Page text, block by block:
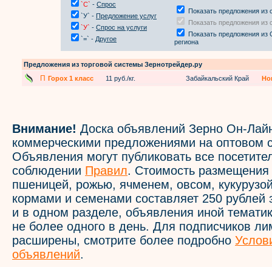
`С` - Спрос
`У` - Предложение услуг
`У` - Спрос на услуги
`=` - Другое
Показать предложения из
Показать предложения из
Показать предложения
региона
Предложения из торговой системы Зернотрейдер.ру
П Горох 1 класс 11 руб./кг. Забайкальский Край
Внимание! Доска объявлений Зерно Он-
коммерческими предложениями на оптовом
Объявления могут публиковать все
соблюдении Правил. Стоимость
пшеницей, рожью, ячменем, овсом,
кормами и семенами составляет 250 рублей
и в одном разделе, объявления иной
не более одного в день. Для подписчиков
расширены, смотрите более подробно
объявлений.